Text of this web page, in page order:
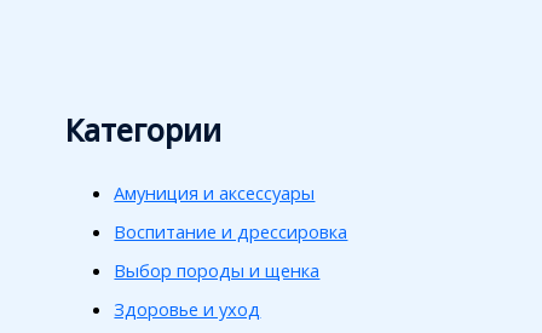
Категории
Амуниция и аксессуары
Воспитание и дрессировка
Выбор породы и щенка
Здоровье и уход